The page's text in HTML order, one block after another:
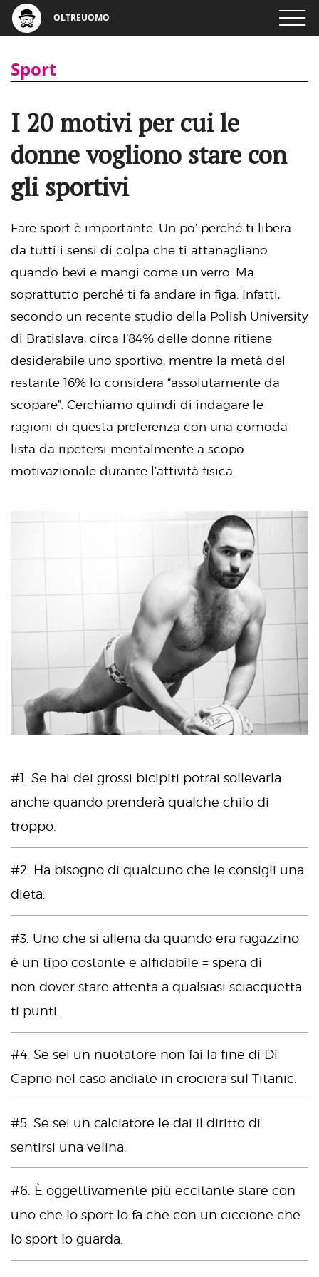
OLTREUOMO
Sport
I 20 motivi per cui le
donne vogliono stare con
gli sportivi
Fare sport è importante. Un po’ perché ti libera
da tutti i sensi di colpa che ti attanagliano
quando bevi e mangi come un verro. Ma
soprattutto perché ti fa andare in figa. Infatti,
secondo un recente studio della Polish University
di Bratislava, circa l’84% delle donne ritiene
desiderabile uno sportivo, mentre la metà del
restante 16% lo considera “assolutamente da
scopare”. Cerchiamo quindi di indagare le
ragioni di questa preferenza con una comoda
lista da ripetersi mentalmente a scopo
motivazionale durante l’attività fisica.
#1. Se hai dei grossi bicipiti potrai sollevarla
anche quando prenderà qualche chilo di
troppo.
#2. Ha bisogno di qualcuno che le consigli una
dieta.
#3. Uno che si allena da quando era ragazzino
è un tipo costante e affidabile = spera di
non dover stare attenta a qualsiasi sciacquetta
ti punti.
#4. Se sei un nuotatore non fai la fine di Di
Caprio nel caso andiate in crociera sul Titanic.
#5. Se sei un calciatore le dai il diritto di
sentirsi una velina.
#6. È oggettivamente più eccitante stare con
uno che lo sport lo fa che con un ciccione che
lo sport lo guarda.